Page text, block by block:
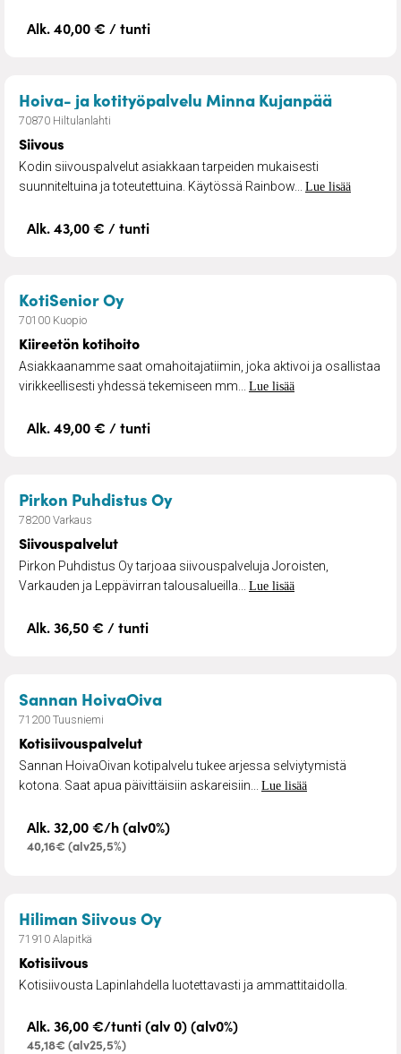
Alk. 40,00 € / tunti
Hoiva- ja kotityöpalvelu Minna Kujanpää– Siivous
70870 Hiltulanlahti
Siivous
Kodin siivouspalvelut asiakkaan tarpeiden mukaisesti
suunniteltuina ja toteutettuina. Käytössä Rainbow... Lue lisää
Alk. 43,00 € / tunti
KotiSenior Oy– Kiireetön kotihoito
70100 Kuopio
Kiireetön kotihoito
Asiakkaanamme saat omahoitajatiimin, joka aktivoi ja osallistaa
virikkeellisesti yhdessä tekemiseen mm... Lue lisää
Alk. 49,00 € / tunti
Pirkon Puhdistus Oy– Siivouspalvelut
78200 Varkaus
Siivouspalvelut
Pirkon Puhdistus Oy tarjoaa siivouspalveluja Joroisten,
Varkauden ja Leppävirran talousalueilla... Lue lisää
Alk. 36,50 € / tunti
Sannan HoivaOiva– Kotisiivouspalvelut
71200 Tuusniemi
Kotisiivouspalvelut
Sannan HoivaOivan kotipalvelu tukee arjessa selviytymistä
kotona. Saat apua päivittäisiin askareisiin... Lue lisää
Alk. 32,00 €/h (alv0%)
40,16€ (alv25,5%)
Hiliman Siivous Oy– Kotisiivous
71910 Alapitkä
Kotisiivous
Kotisiivousta Lapinlahdella luotettavasti ja ammattitaidolla.
Alk. 36,00 €/tunti (alv 0) (alv0%)
45,18€ (alv25,5%)